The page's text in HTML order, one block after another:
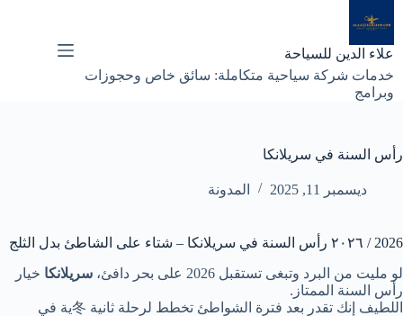
إلى
المحتوى
علاء الدين للسياحة
خدمات شركة سياحية متكاملة: سائق خاص وحجوزات
وبرامج
رأس السنة في سريلانكا
ديسمبر 11, 2025 المدونة
2026 / ٢٠٢٦ رأس السنة في سريلانكا – شتاء على الشاطئ بدل الثلج
لو مليت من البرد وتبغى تستقبل 2026 على بحر دافئ،
سريلانكا خيار
رأس السنة الممتاز.
اللطيف إنك تقدر بعد فترة الشواطئ تخطط لرحلة ثانية 冬ية في